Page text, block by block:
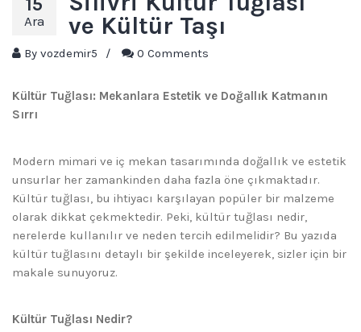
15
Ara
ve Kültür Taşı
By vozdemir5 / 0 Comments
Kültür Tuğlası: Mekanlara Estetik ve Doğallık Katmanın
Sırrı
Modern mimari ve iç mekan tasarımında doğallık ve estetik
unsurlar her zamankinden daha fazla öne çıkmaktadır.
Kültür tuğlası, bu ihtiyacı karşılayan popüler bir malzeme
olarak dikkat çekmektedir. Peki, kültür tuğlası nedir,
nerelerde kullanılır ve neden tercih edilmelidir? Bu yazıda
kültür tuğlasını detaylı bir şekilde inceleyerek, sizler için bir
makale sunuyoruz.
Kültür Tuğlası Nedir?